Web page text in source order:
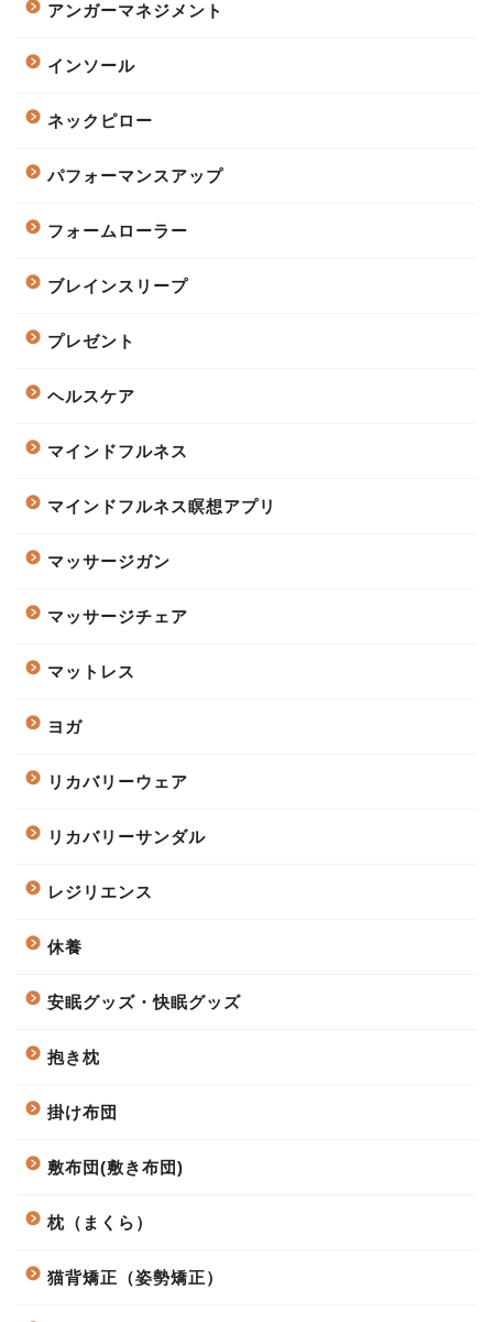
アンガーマネジメント
インソール
ネックピロー
パフォーマンスアップ
フォームローラー
ブレインスリープ
プレゼント
ヘルスケア
マインドフルネス
マインドフルネス瞑想アプリ
マッサージガン
マッサージチェア
マットレス
ヨガ
リカバリーウェア
リカバリーサンダル
レジリエンス
休養
安眠グッズ・快眠グッズ
抱き枕
掛け布団
敷布団(敷き布団)
枕（まくら）
猫背矯正（姿勢矯正）